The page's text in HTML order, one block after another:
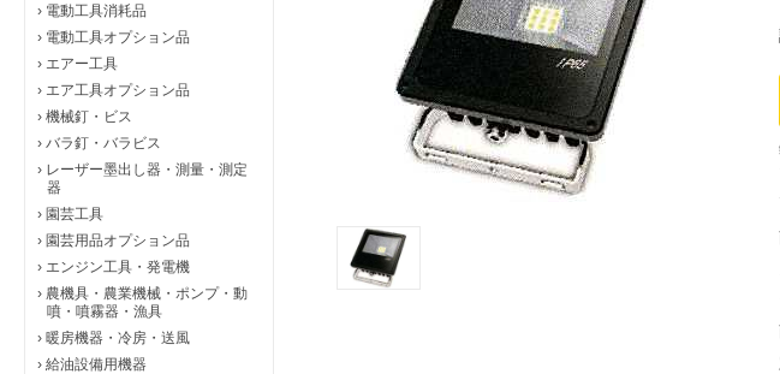
› 電動工具消耗品
› 電動工具オプション品
› エアー工具
› エア工具オプション品
› 機械釘・ビス
› バラ釘・バラビス
› レーザー墨出し器・測量・測定
器
› 園芸工具
› 園芸用品オプション品
› エンジン工具・発電機
› 農機具・農業機械・ポンプ・動
噴・噴霧器・漁具
› 暖房機器・冷房・送風
› 給油設備用機器